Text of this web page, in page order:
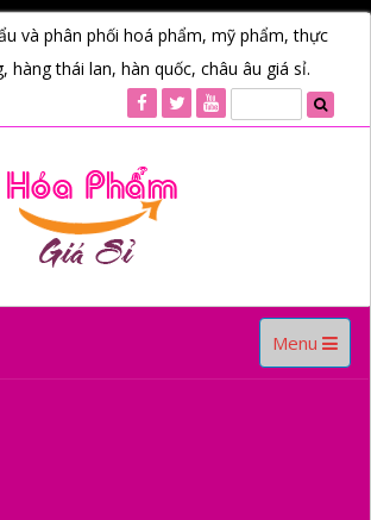
và phân phối hoá phẩm, mỹ phẩm, thực
hàng thái lan, hàn quốc, châu âu giá sỉ.
Toggle
navigation
Menu